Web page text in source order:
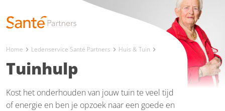
Home chevron_right Ledenservice Santé Partners chevron_right Huis & Tuin chevron_right
Tuinhulp
Kost het onderhouden van jouw tuin te veel tijd
of energie en ben je opzoek naar een goede en